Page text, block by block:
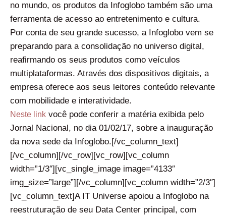
no mundo, os produtos da Infoglobo também são uma
ferramenta de acesso ao entretenimento e cultura.
Por conta de seu grande sucesso, a Infoglobo vem se
preparando para a consolidação no universo digital,
reafirmando os seus produtos como veículos
multiplataformas. Através dos dispositivos digitais, a
empresa oferece aos seus leitores conteúdo relevante
com mobilidade e interatividade.
Neste link você pode conferir a matéria exibida pelo
Jornal Nacional, no dia 01/02/17, sobre a inauguração
da nova sede da Infoglobo.[/vc_column_text]
[/vc_column][/vc_row][vc_row][vc_column
width=”1/3″][vc_single_image image=”4133″
img_size=”large”][/vc_column][vc_column width=”2/3″]
[vc_column_text]A IT Universe apoiou a Infoglobo na
reestruturação de seu Data Center principal, com